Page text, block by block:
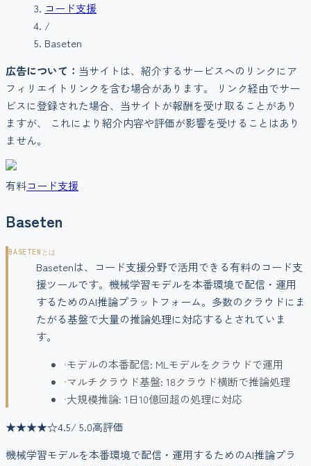
コード支援
/
Baseten
広告について： 当サイトは、紹介するサービスへのリンクにア
フィリエイトリンクを含む場合があります。 リンク経由でサー
ビスに登録された場合、当サイトが報酬を受け取ることがあり
ますが、 これにより紹介内容や評価が影響を受けることはあり
ません。
有料コード支援
Baseten
BASETEN とは
Basetenは、コード支援分野で活用できる有料のコード支
援ツールです。機械学習モデルを本番環境で配信・運用
するためのAI推論プラットフォーム。多数のクラウドにま
たがる基盤で大量の推論処理に対応するとされていま
す。
•モデルの本番配信: MLモデルをクラウドで運用
•マルチクラウド基盤: 18クラウド横断で推論処理
•大規模推論: 1日10億回超の処理に対応
★★★★☆4.5/ 5.0高評価
機械学習モデルを本番環境で配信・運用するためのAI推論プラ